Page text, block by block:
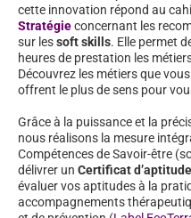
cette innovation répond au
Stratégieconcernant les
sur lessoft skills. Elle permet
heures de prestation les
Découvrez les métiers que
offrent le plus de sens pour
Grâce à la puissance et la
nous réalisons la mesure
Compétences de Savoir-être
délivrer un Certificat
évaluer vos aptitudes à la
accompagnements